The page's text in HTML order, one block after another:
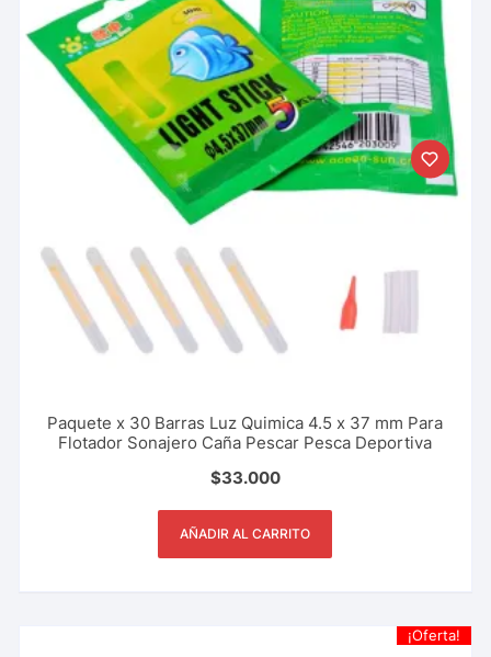
Paquete x 30 Barras Luz Quimica 4.5 x 37 mm Para
Flotador Sonajero Caña Pescar Pesca Deportiva
$33.000
AÑADIR AL CARRITO
¡Oferta!